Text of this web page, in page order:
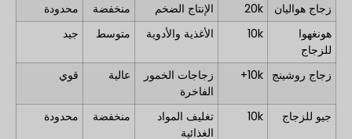
زجاج هواليان 20k الإنتاج الضخم منخفضة
محدودة
هونغهوا
للزجاج
10k الأغذية والأدوية متوسط جيد
زجاج روشينج 10k+
زجاجات الخمور
الفاخرة
عالية قوي
جيو للزجاج 10k
تغليف المواد
الغذائية
منخفضة محدودة